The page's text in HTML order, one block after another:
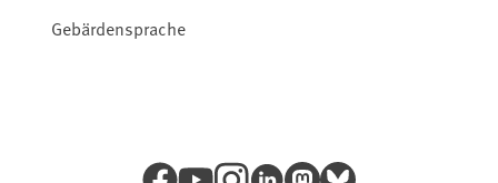
Gebärdensprache